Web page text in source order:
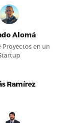
Alomá
Proyectos en un
Ramírez